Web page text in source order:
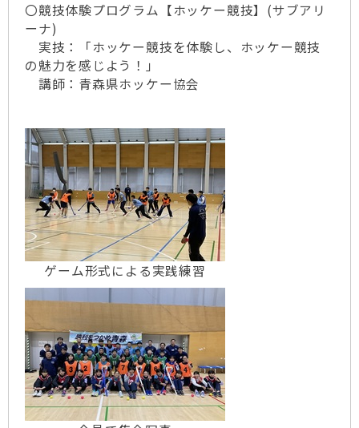
〇競技体験プログラム【ホッケー競技】(サブアリ
ーナ)
実技：「ホッケー競技を体験し、ホッケー競技
の魅力を感じよう！」
講師：青森県ホッケー協会
ゲーム形式による実践練習